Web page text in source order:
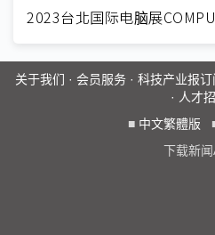
2023台北国际电脑展
关于我们 · 会员服务· 科技产业报订
· 人才
■ 中文繁體版
下载新